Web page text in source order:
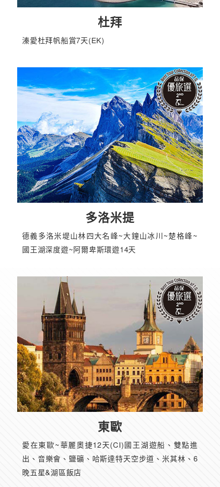
杜拜
溱愛杜拜帆船賞7天(EK)
多洛米提
德義多洛米堤山林四大名峰~大鐘山冰川~楚格峰~
國王湖深度遊~阿爾卑斯環遊14天
東歐
愛在東歐~華麗奧捷12天(CI)國王湖遊船、雙點進
出、音樂會、鹽礦、哈斯達特天空步道、米其林、6
晚五星&湖區飯店